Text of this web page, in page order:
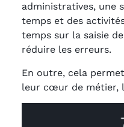
administratives, une
temps et des
temps sur la saisie
réduire les erreurs.
En outre, cela
leur cœur de métier,